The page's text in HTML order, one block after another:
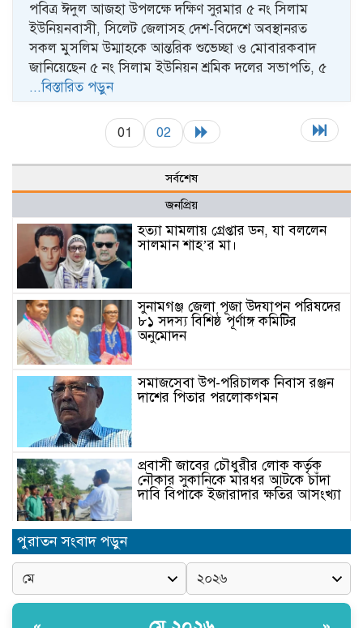
পবিত্র ঈদুল আজহা উপলক্ষে দক্ষিণ সুরমার ৫ নং সিলাম
ইউনিয়নবাসী, সিলেট জেলাসহ দেশ-বিদেশে অবস্থানরত
সকল মুসলিম উম্মাহকে আন্তরিক শুভেচ্ছা ও মোবারকবাদ
জানিয়েছেন ৫ নং সিলাম ইউনিয়ন শ্রমিক দলের সভাপতি, ৫
...বিস্তারিত পড়ুন
01 02
সর্বশেষ
জনপ্রিয়
হত্যা মামলায় গ্রেপ্তার ডন, যা বললেন
সালমান শাহ’র মা।
সুনামগঞ্জ জেলা পূজা উদযাপন পরিষদের
৮১ সদস্য বিশিষ্ঠ পূর্ণাঙ্গ কমিটির
অনুমোদন
সমাজসেবা উপ-পরিচালক নিবাস রঞ্জন
দাশের পিতার পরলোকগমন
প্রবাসী জাবের চৌধুরীর লোক কর্তৃক
নৌকার সুকানিকে মারধর আটকে চাঁদা
দাবি বিপাকে ইজারাদার ক্ষতির আসংখ্যা
উপলক্ষে ‘সিলেট হেরিটেজ আর্ট ২০২৬’
সিলেটের জিডিএফ’র প্রতিষ্ঠাতা রজব
পুরাতন সংবাদ পড়ুন